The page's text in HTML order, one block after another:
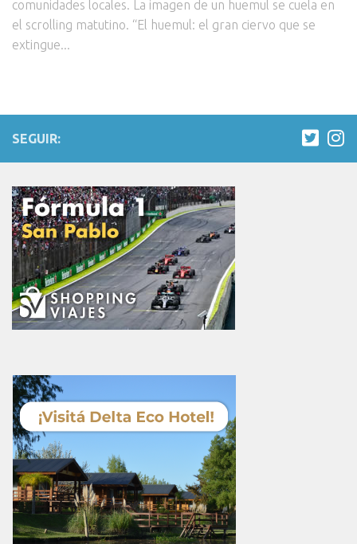
comunidades locales. La imagen de un huemul se cuela en
el scrolling matutino. “El huemul: el gran ciervo que se
extingue...
SEGUIR: